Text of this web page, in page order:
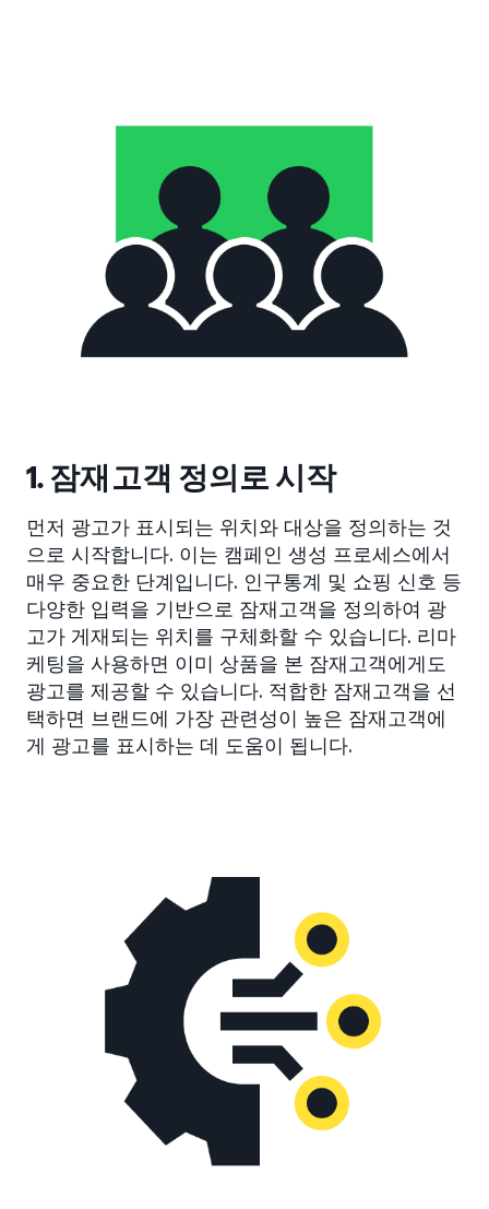
1. 잠재고객 정의로 시작
먼저 광고가 표시되는 위치와 대상을 정의하는 것
으로 시작합니다. 이는 캠페인 생성 프로세스에서
매우 중요한 단계입니다. 인구통계 및 쇼핑 신호 등
다양한 입력을 기반으로 잠재고객을 정의하여 광
고가 게재되는 위치를 구체화할 수 있습니다. 리마
케팅을 사용하면 이미 상품을 본 잠재고객에게도
광고를 제공할 수 있습니다. 적합한 잠재고객을 선
택하면 브랜드에 가장 관련성이 높은 잠재고객에
게 광고를 표시하는 데 도움이 됩니다.